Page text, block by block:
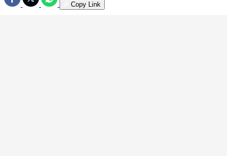
Copy Link